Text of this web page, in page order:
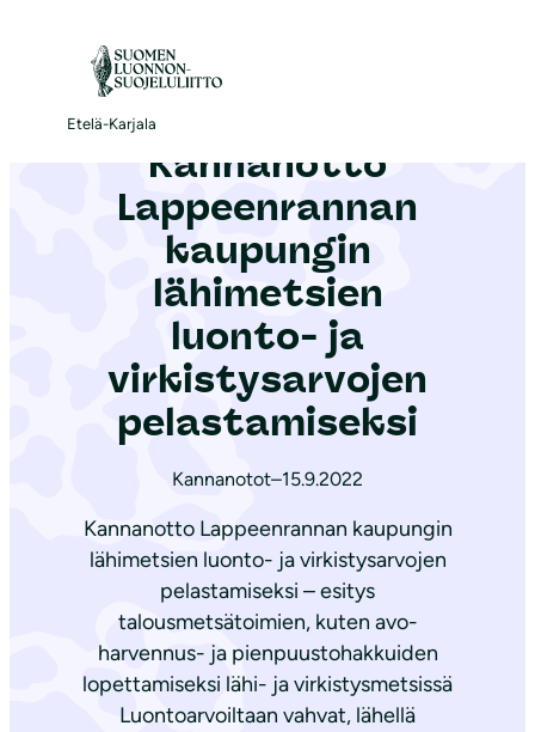
Etelä-Karjala
Etusivu|Ajankohtaista
Kannanotto
Lappeenrannan
kaupungin
lähimetsien
luonto- ja
virkistysarvojen
pelastamiseksi
Kannanotot–15.9.2022
Kannanotto Lappeenrannan kaupungin
lähimetsien luonto- ja virkistysarvojen
pelastamiseksi – esitys
talousmetsätoimien, kuten avo-
harvennus- ja pienpuustohakkuiden
lopettamiseksi lähi- ja virkistysmetsissä
Luontoarvoiltaan vahvat, lähellä